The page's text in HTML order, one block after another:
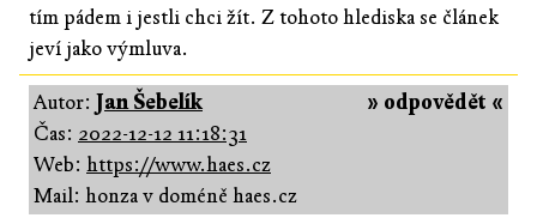
tím pádem i jestli chci žít. Z tohoto hlediska se článek
jeví jako výmluva.
» odpovědět «
Autor: Jan Šebelík
Čas: 2022-12-12 11:18:31
Web: https://www.haes.cz
Mail: honza v doméně haes.cz